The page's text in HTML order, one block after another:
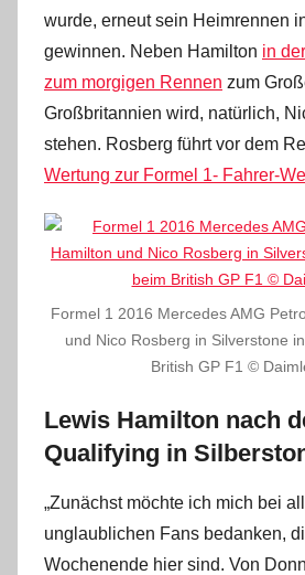
wurde, erneut sein Heimrennen
gewinnen. Neben Hamilton in
zum morgigen Rennen zum
Großbritannien wird, natürlich,
stehen. Rosberg führt vor dem
Wertung zur Formel 1- Fahrer-
Formel 1 2016 Mercedes AMG
und Nico Rosberg in Silverstone
British GP F1 ©
Lewis Hamilton nach
Qualifying in
„Zunächst möchte ich mich bei
unglaublichen Fans bedanken,
Wochenende hier sind. Von